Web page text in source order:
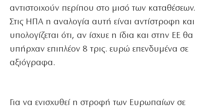
αντιστοιχούν περίπου στο μισό των καταθέσεων.
Στις ΗΠΑ η αναλογία αυτή είναι αντίστροφη και
υπολογίζεται ότι, αν ίσχυε η ίδια και στην ΕΕ θα
υπήρχαν επιπλέον 8 τρις. ευρώ επενδυμένα σε
αξιόγραφα.
Για να ενισχυθεί η στροφή των Ευρωπαίων σε